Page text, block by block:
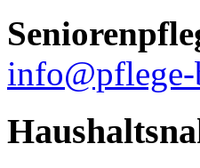
info@pflege-